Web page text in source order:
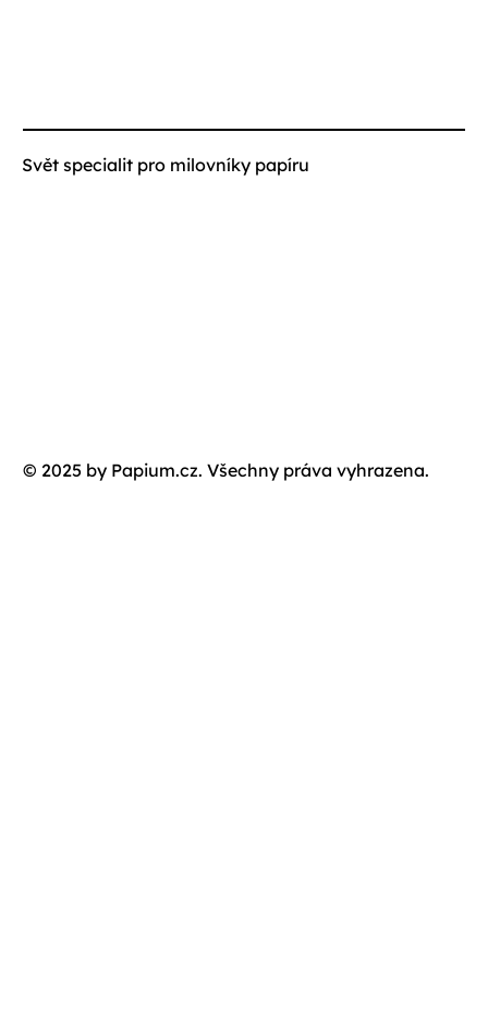
Svět specialit pro milovníky papíru
© 2025 by Papium.cz. Všechny práva vyhrazena.